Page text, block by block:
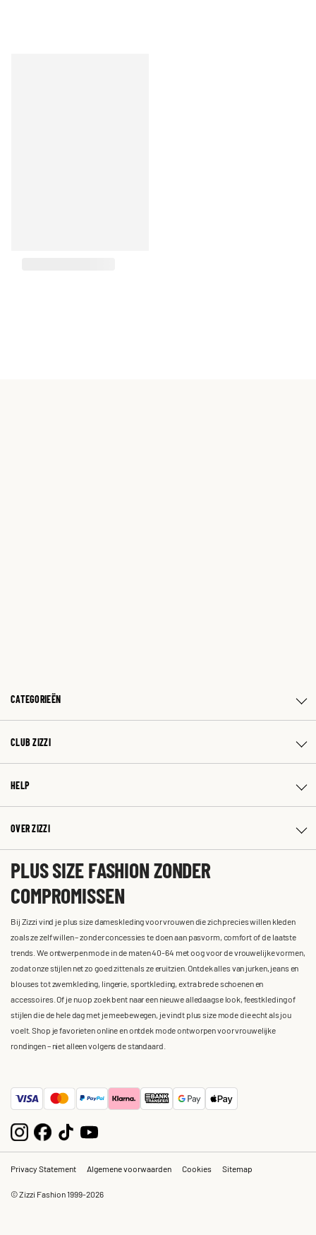
CATEGORIEËN
CLUB ZIZZI
HELP
OVER ZIZZI
PLUS SIZE FASHION ZONDER
COMPROMISSEN
Bij Zizzi vind je plus size dameskleding voor vrouwen die zich precies willen kleden
zoals ze zelf willen – zonder concessies te doen aan pasvorm, comfort of de laatste
trends. We ontwerpen mode in de maten 40-64 met oog voor de vrouwelijke vormen,
zodat onze stijlen net zo goed zitten als ze eruitzien. Ontdek alles van jurken, jeans en
blouses tot zwemkleding, lingerie, sportkleding, extra brede schoenen en
accessoires. Of je nu op zoek bent naar een nieuwe alledaagse look, feestkleding of
stijlen die de hele dag met je meebewegen, je vindt plus size mode die echt als jou
voelt. Shop je favorieten online en ontdek mode ontworpen voor vrouwelijke
rondingen – niet alleen volgens de standaard.
Privacy Statement Algemene voorwaarden Cookies Sitemap
© Zizzi Fashion 1999-2026